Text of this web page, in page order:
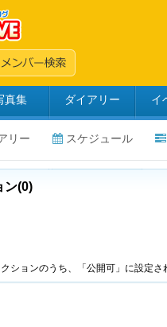
真集 ダイアリー イ
リー スケジュール
ン(0)
ションのうち、「公開可」に設定